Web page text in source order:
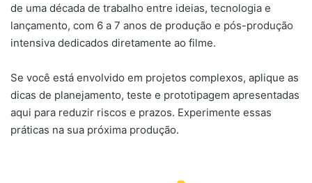
de uma década de trabalho entre ideias, tecnologia e
lançamento, com 6 a 7 anos de produção e pós-produção
intensiva dedicados diretamente ao filme.
Se você está envolvido em projetos complexos, aplique as
dicas de planejamento, teste e prototipagem apresentadas
aqui para reduzir riscos e prazos. Experimente essas
práticas na sua próxima produção.